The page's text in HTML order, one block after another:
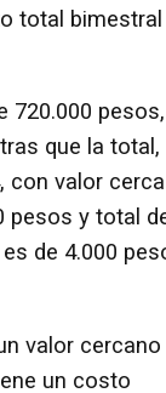
total bimestral
720.000
que la total,
con valor
pesos y total
de 4.000
valor cercano
un costo